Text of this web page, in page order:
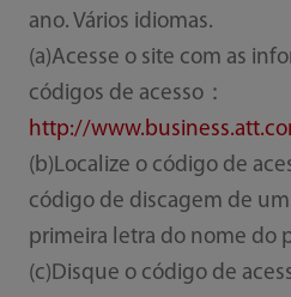
ano. Vários idiomas.
(a)Acesse o site com as
códigos de acesso：
http://
(b)Localize o código de
código de discagem de
primeira letra do nome do
(c)Disque o código de